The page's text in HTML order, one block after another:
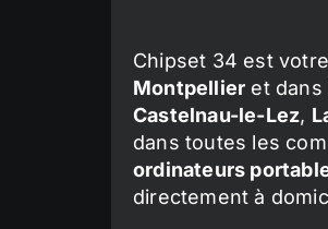
Chipset 34 est
Montpellier et dans
Castelnau-le-Lez,
dans toutes les
ordinateurs
directement à